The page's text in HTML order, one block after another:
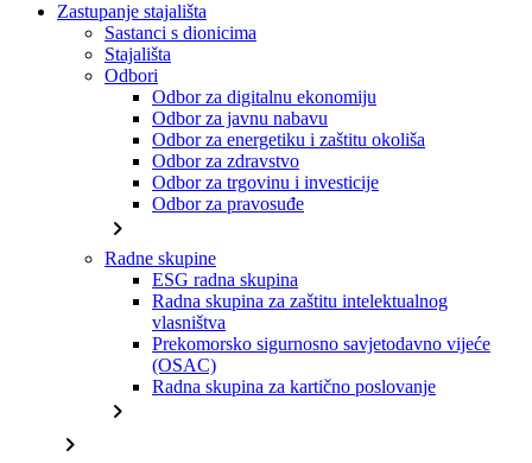
Zastupanje stajališta
Sastanci s dionicima
Stajališta
Odbori
Odbor za digitalnu ekonomiju
Odbor za javnu nabavu
Odbor za energetiku i zaštitu okoliša
Odbor za zdravstvo
Odbor za trgovinu i investicije
Odbor za pravosuđe
chevron_right
Radne skupine
ESG radna skupina
Radna skupina za zaštitu intelektualnog
vlasništva
Prekomorsko sigurnosno savjetodavno vijeće
(OSAC)
Radna skupina za kartično poslovanje
chevron_right
chevron_right